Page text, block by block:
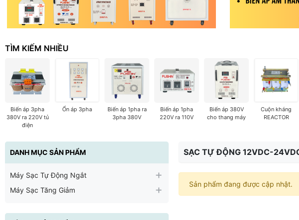
TÌM KIẾM NHIỀU
Biến áp 3pha
380V ra 220V tủ
điện
Ổn áp 3pha
Biến áp 1pha ra
3pha 380V
Biến áp 1pha
220V ra 110V
Biến áp 380V
cho thang máy
Cuộn kháng
REACTOR
DANH MỤC SẢN PHẨM
Máy Sạc Tự Động Ngắt
Máy Sạc Tăng Giảm
SẠC TỰ ĐỘNG 12VDC-
Sản phẩm đang được cập nhật.